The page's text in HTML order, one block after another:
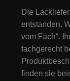
Die
entstanden.
vom Fach“.
fachgerecht
finden sie